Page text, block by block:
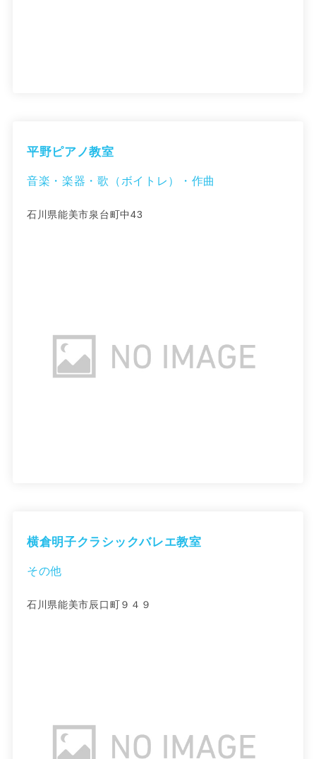
平野ピアノ教室
音楽・楽器・歌（ボイトレ）・作曲
石川県能美市泉台町中43
横倉明子クラシックバレエ教室
その他
石川県能美市辰口町９４９